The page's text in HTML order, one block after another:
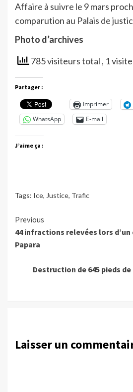
Affaire à suivre le 9 mars
comparution au Palais de
Photo d’archives
785 visiteurs total , 1
Partager :
Imprimer
WhatsApp
E-mail
J’aime ça :
Tags: Ice, Justice, Trafic
Continue
Reading
Previous
44 infractions relevées lors
Papara
Destruction de 645 pieds
Laisser un